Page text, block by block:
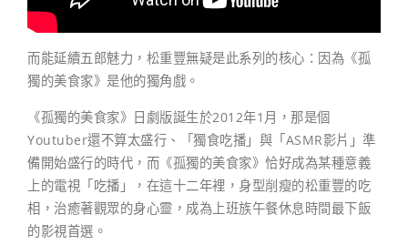
而能延續五郎魅力，松重豐無疑是此系列的核心：因為《孤
獨的美食家》是他的獨角戲。
《孤獨的美食家》日劇版誕生於2012年1月，那是個
Youtuber還不算太盛行、「獨食吃播」與「ASMR影片」準
備開始盛行的時代，而《孤獨的美食家》恰好成為某種意義
上的電視「吃播」，在這十二年裡，身型削瘦的松重豐的吃
相，治癒著觀眾的身心靈，成為上班族午餐休息時間最下飯
的影視首選。